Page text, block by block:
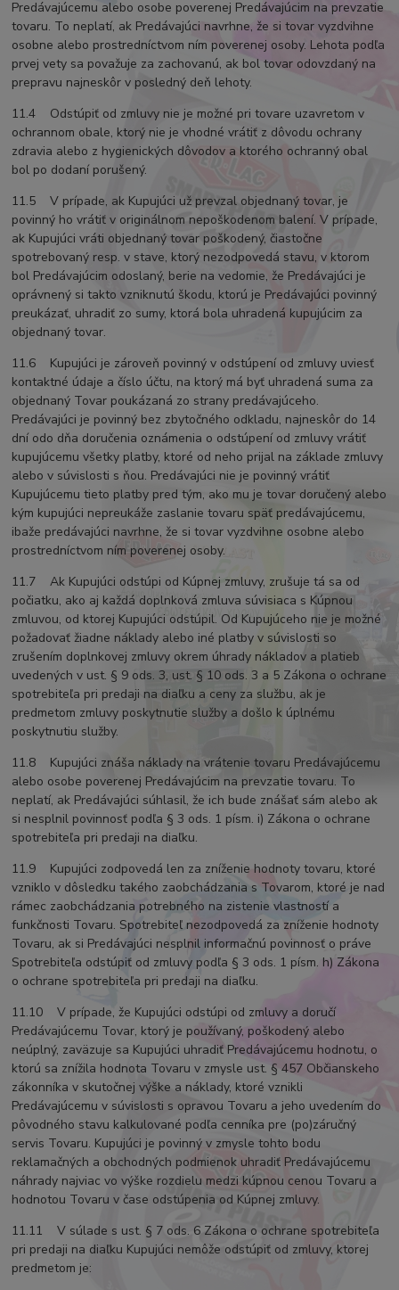
Predávajúcemu alebo osobe poverenej Predávajúcim na prevzatie
tovaru. To neplatí, ak Predávajúci navrhne, že si tovar vyzdvihne
osobne alebo prostredníctvom ním poverenej osoby. Lehota podľa
prvej vety sa považuje za zachovanú, ak bol tovar odovzdaný na
prepravu najneskôr v posledný deň lehoty.
11.4 Odstúpiť od zmluvy nie je možné pri tovare uzavretom v
ochrannom obale, ktorý nie je vhodné vrátiť z dôvodu ochrany
zdravia alebo z hygienických dôvodov a ktorého ochranný obal
bol po dodaní porušený.
11.5 V prípade, ak Kupujúci už prevzal objednaný tovar, je
povinný ho vrátiť v originálnom nepoškodenom balení. V prípade,
ak Kupujúci vráti objednaný tovar poškodený, čiastočne
spotrebovaný resp. v stave, ktorý nezodpovedá stavu, v ktorom
bol Predávajúcim odoslaný, berie na vedomie, že Predávajúci je
oprávnený si takto vzniknutú škodu, ktorú je Predávajúci povinný
preukázať, uhradiť zo sumy, ktorá bola uhradená kupujúcim za
objednaný tovar.
11.6 Kupujúci je zároveň povinný v odstúpení od zmluvy uviesť
kontaktné údaje a číslo účtu, na ktorý má byť uhradená suma za
objednaný Tovar poukázaná zo strany predávajúceho.
Predávajúci je povinný bez zbytočného odkladu, najneskôr do 14
dní odo dňa doručenia oznámenia o odstúpení od zmluvy vrátiť
kupujúcemu všetky platby, ktoré od neho prijal na základe zmluvy
alebo v súvislosti s ňou. Predávajúci nie je povinný vrátiť
Kupujúcemu tieto platby pred tým, ako mu je tovar doručený alebo
kým kupujúci nepreukáže zaslanie tovaru späť predávajúcemu,
ibaže predávajúci navrhne, že si tovar vyzdvihne osobne alebo
prostredníctvom ním poverenej osoby.
11.7 Ak Kupujúci odstúpi od Kúpnej zmluvy, zrušuje tá sa od
počiatku, ako aj každá doplnková zmluva súvisiaca s Kúpnou
zmluvou, od ktorej Kupujúci odstúpil. Od Kupujúceho nie je možné
požadovať žiadne náklady alebo iné platby v súvislosti so
zrušením doplnkovej zmluvy okrem úhrady nákladov a platieb
uvedených v ust. § 9 ods. 3, ust. § 10 ods. 3 a 5 Zákona o ochrane
spotrebiteľa pri predaji na diaľku a ceny za službu, ak je
predmetom zmluvy poskytnutie služby a došlo k úplnému
poskytnutiu služby.
11.8 Kupujúci znáša náklady na vrátenie tovaru Predávajúcemu
alebo osobe poverenej Predávajúcim na prevzatie tovaru. To
neplatí, ak Predávajúci súhlasil, že ich bude znášať sám alebo ak
si nesplnil povinnosť podľa § 3 ods. 1 písm. i) Zákona o ochrane
spotrebiteľa pri predaji na diaľku.
11.9 Kupujúci zodpovedá len za zníženie hodnoty tovaru, ktoré
vzniklo v dôsledku takého zaobchádzania s Tovarom, ktoré je nad
rámec zaobchádzania potrebného na zistenie vlastností a
funkčnosti Tovaru. Spotrebiteľ nezodpovedá za zníženie hodnoty
Tovaru, ak si Predávajúci nesplnil informačnú povinnosť o práve
Spotrebiteľa odstúpiť od zmluvy podľa § 3 ods. 1 písm. h) Zákona
o ochrane spotrebiteľa pri predaji na diaľku.
11.10 V prípade, že Kupujúci odstúpi od zmluvy a doručí
Predávajúcemu Tovar, ktorý je používaný, poškodený alebo
neúplný, zaväzuje sa Kupujúci uhradiť Predávajúcemu hodnotu, o
ktorú sa znížila hodnota Tovaru v zmysle ust. § 457 Občianskeho
zákonníka v skutočnej výške a náklady, ktoré vznikli
Predávajúcemu v súvislosti s opravou Tovaru a jeho uvedením do
pôvodného stavu kalkulované podľa cenníka pre (po)záručný
servis Tovaru. Kupujúci je povinný v zmysle tohto bodu
reklamačných a obchodných podmienok uhradiť Predávajúcemu
náhrady najviac vo výške rozdielu medzi kúpnou cenou Tovaru a
hodnotou Tovaru v čase odstúpenia od Kúpnej zmluvy.
11.11 V súlade s ust. § 7 ods. 6 Zákona o ochrane spotrebiteľa
pri predaji na diaľku Kupujúci nemôže odstúpiť od zmluvy, ktorej
predmetom je: